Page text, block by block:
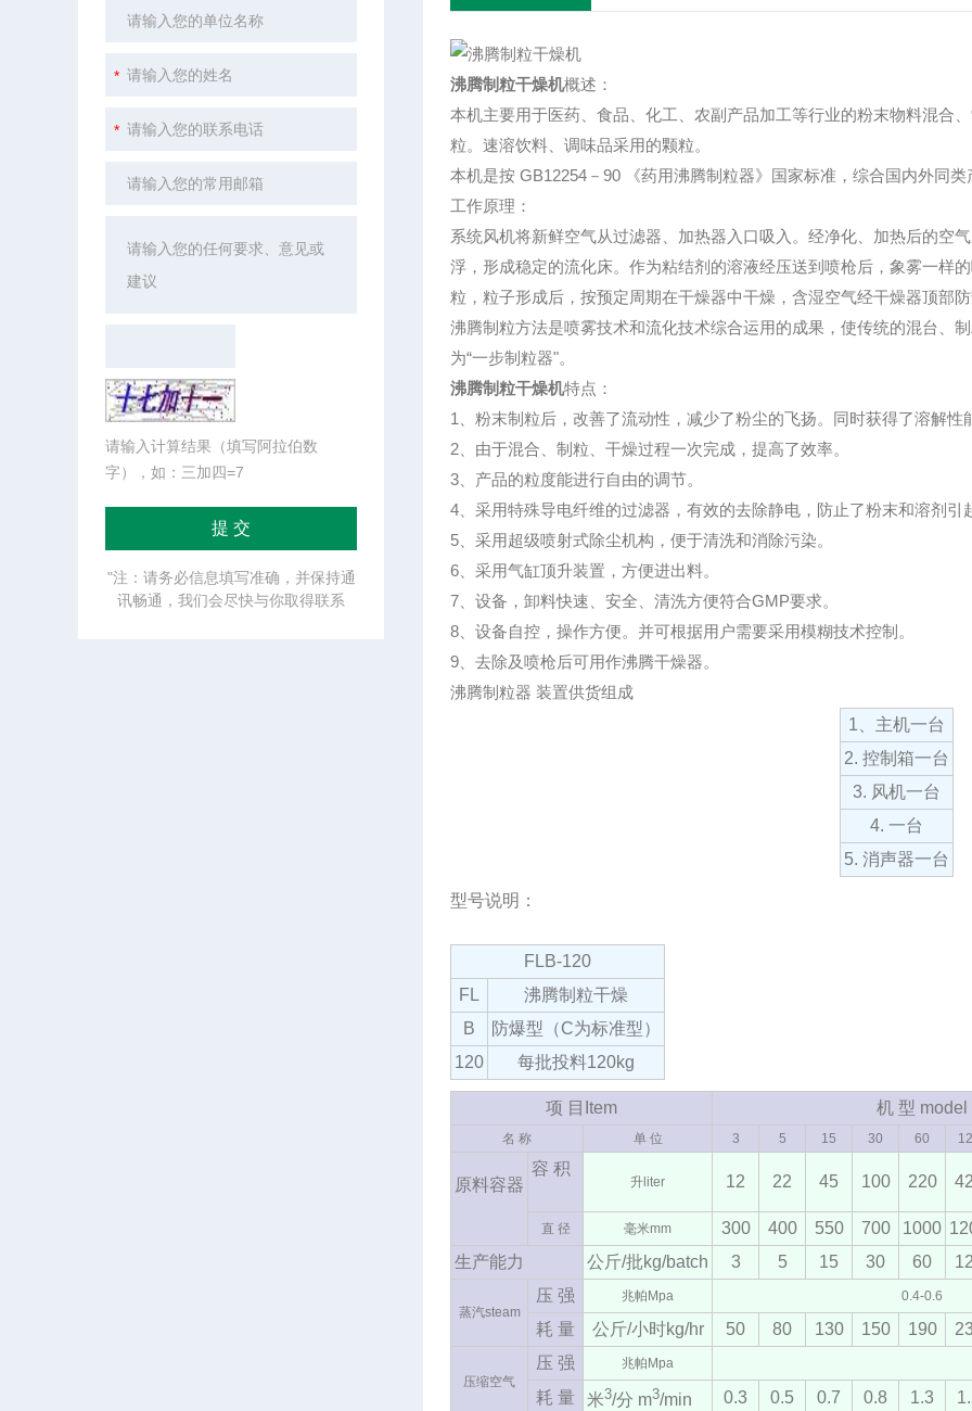
沸腾制粒干燥机概述：
本机主要用于医药、食品、化工、农副产品加工等行业的粉末物料混合
粒。速溶饮料、调味品采用的颗粒。
本机是按 GB12254－90 《药用沸腾制粒器》国家标准，综合国内外同类
工作原理：
系统风机将新鲜空气从过滤器、加热器入口吸入。经净化、加热后的空
浮，形成稳定的流化床。作为粘结剂的溶液经压送到喷枪后，象雾一样
粒，粒子形成后，按预定周期在干燥器中干燥，含湿空气经干燥器顶部
沸腾制粒方法是喷雾技术和流化技术综合运用的成果，使传统的混台、
为“一步制粒器"。
沸腾制粒干燥机特点：
1、粉末制粒后，改善了流动性，减少了粉尘的飞扬。同时获得了溶解性
2、由于混合、制粒、干燥过程一次完成，提高了效率。
3、产品的粒度能进行自由的调节。
4、采用特殊导电纤维的过滤器，有效的去除静电，防止了粉末和溶剂引
5、采用超级喷射式除尘机构，便于清洗和消除污染。
6、采用气缸顶升装置，方便进出料。
7、设备，卸料快速、安全、清洗方便符合GMP要求。
8、设备自控，操作方便。并可根据用户需要采用模糊技术控制。
9、去除及喷枪后可用作沸腾干燥器。
沸腾制粒器 装置供货组成
1、主机一台
2. 控制箱一台
3. 风机一台
4. 一台
5. 消声器一台
型号说明：
FLB-120
FL
沸腾制粒干燥
B
防爆型（C为标准型）
120
每批投料120kg
项 目Item 机 型 model
名 称 单 位 3 5 15 30 60
原料容器
容 积
升liter 12 22 45 100 220
直 径 毫米mm 300 400 550 700 1000
生产能力
公斤/批kg/batch 3 5 15 30 60
蒸汽steam
压 强 兆帕Mpa 0.4-0.6
耗 量 公斤/小时kg/hr 50 80 130 150 190
压缩空气
压 强 兆帕Mpa
耗 量 米3/分 m3/min 0.3 0.5 0.7 0.8 1.3
请输入计算结果（填写阿拉伯数
字），如：三加四=7
"注：请务必信息填写准确，并保持通
讯畅通，我们会尽快与你取得联系